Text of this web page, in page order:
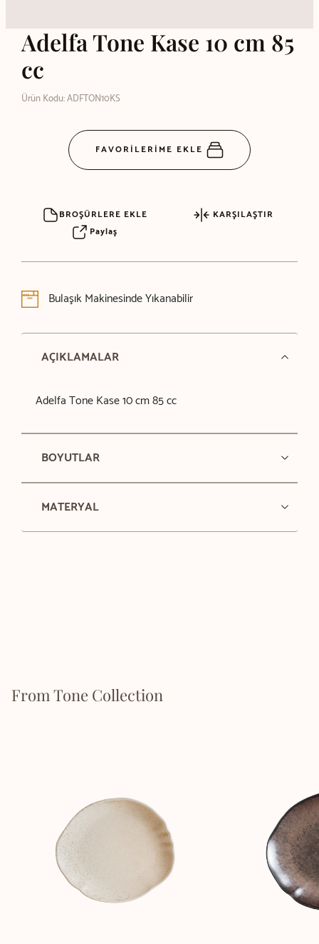
Adelfa Tone Kase 10 cm 85
cc
Ürün Kodu: ADFTON10KS
FAVORİLERİME EKLE
BROŞÜRLERE EKLE
KARŞILAŞTIR
Paylaş
Bulaşık Makinesinde Yıkanabilir
AÇIKLAMALAR
Adelfa Tone Kase 10 cm 85 cc
BOYUTLAR
MATERYAL
From Tone Collection